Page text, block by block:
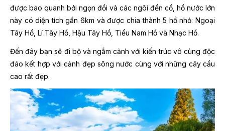
được bao quanh bởi ngọn đồi và các ngôi đền cổ, hồ nước lớn
này có diện tích gần 6km và được chia thành 5 hồ nhỏ: Ngoại
Tây Hồ, Lí Tây Hồ, Hậu Tây Hồ, Tiểu Nam Hồ và Nhạc Hồ.
Đến đây bạn sẽ đi bộ và ngắm cảnh với kiến trúc vô cùng độc
đáo kết hợp với cảnh đẹp sông nước cùng với những cây cầu
cao rất đẹp.